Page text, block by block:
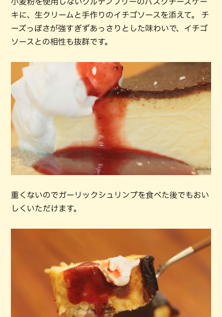
小麦粉を使用しないグルテンフリーのバスクチーズケー
キに、生クリームと手作りのイチゴソースを添えて。 チ
ーズっぽさが強すぎずあっさりとした味わいで、イチゴ
ソースとの相性も抜群です。
重くないのでガーリックシュリンプを食べた後でもおい
しくいただけます。